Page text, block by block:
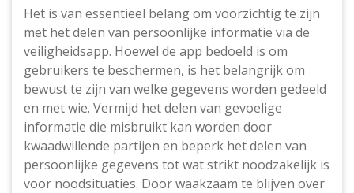
Het is van essentieel belang om voorzichtig te zijn
met het delen van persoonlijke informatie via de
veiligheidsapp. Hoewel de app bedoeld is om
gebruikers te beschermen, is het belangrijk om
bewust te zijn van welke gegevens worden gedeeld
en met wie. Vermijd het delen van gevoelige
informatie die misbruikt kan worden door
kwaadwillende partijen en beperk het delen van
persoonlijke gegevens tot wat strikt noodzakelijk is
voor noodsituaties. Door waakzaam te blijven over